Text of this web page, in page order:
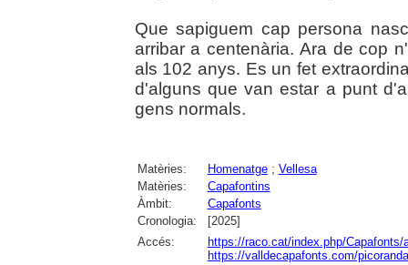
Que sapiguem cap persona
arribar a centenària. Ara de cop
als 102 anys. Es un fet
d'alguns que van estar a punt
gens normals.
Matèries: Homenatge; Vellesa
Matèries:
Capafontins
Àmbit:
Capafonts
Cronologia:
[2025]
Accés:
https://raco.cat/index.php/Capafonts/
https://valldecapafonts.com/